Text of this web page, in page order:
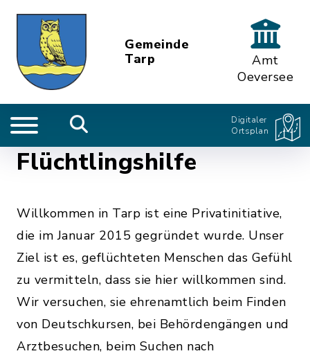
Gemeinde
Tarp
Amt
Oeversee
Digitaler
Ortsplan
Flüchtlingshilfe
Willkommen in Tarp ist eine Privatinitiative,
die im Januar 2015 gegründet wurde. Unser
Ziel ist es, geflüchteten Menschen das Gefühl
zu vermitteln, dass sie hier willkommen sind.
Wir versuchen, sie ehrenamtlich beim Finden
von Deutschkursen, bei Behördengängen und
Arztbesuchen, beim Suchen nach